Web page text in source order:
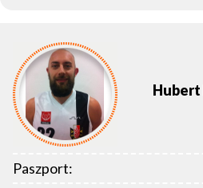
Hubert
Paszport: